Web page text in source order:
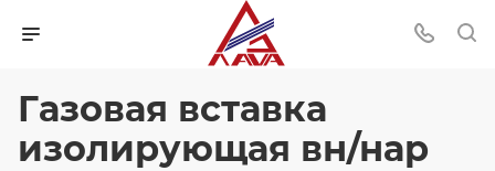
Газовая вставка
изолирующая вн/нар